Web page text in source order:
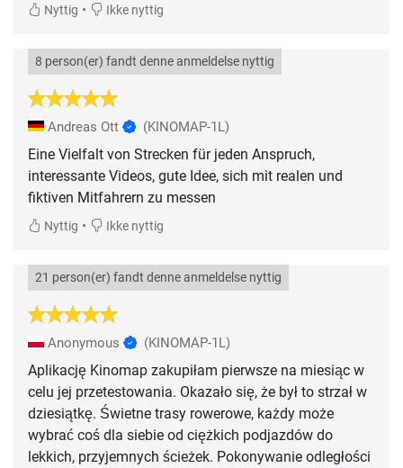
Nyttig • Ikke nyttig
8 person(er) fandt denne anmeldelse nyttig
Andreas Ott (KINOMAP-1L)
Eine Vielfalt von Strecken für jeden Anspruch,
interessante Videos, gute Idee, sich mit realen und
fiktiven Mitfahrern zu messen
Nyttig • Ikke nyttig
21 person(er) fandt denne anmeldelse nyttig
Anonymous (KINOMAP-1L)
Aplikację Kinomap zakupiłam pierwsze na miesiąc w
celu jej przetestowania. Okazało się, że był to strzał w
dziesiątkę. Świetne trasy rowerowe, każdy może
wybrać coś dla siebie od ciężkich podjazdów do
lekkich, przyjemnych ścieżek. Pokonywanie odległości